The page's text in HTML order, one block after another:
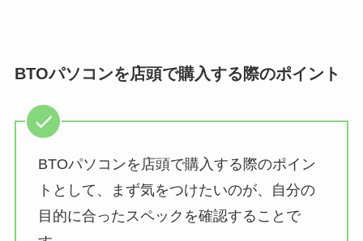
BTOパソコンを店頭で購入する際のポイント
BTOパソコンを店頭で購入する際のポイン
トとして、まず気をつけたいのが、自分の
目的に合ったスペックを確認することで